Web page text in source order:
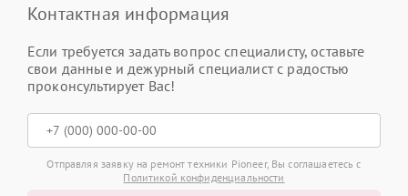
Контактная информация
Если требуется задать вопрос специалисту, оставьте
свои данные и дежурный специалист с радостью
проконсультирует Вас!
Отправляя заявку на ремонт техники Pioneer, Вы соглашаетесь с
Политикой конфиденциальности